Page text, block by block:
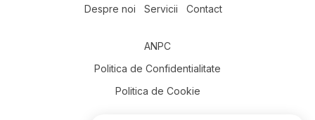
Apartamente de inchiriat in Bucuresti
Apartamente de inchiriat in Bucuresti Aviatiei
Apartamente de inchiriat in Bucuresti Unirii
Despre noi
Servicii Contact
ANPC
Politica de Confidentialitate
Politica de Cookie